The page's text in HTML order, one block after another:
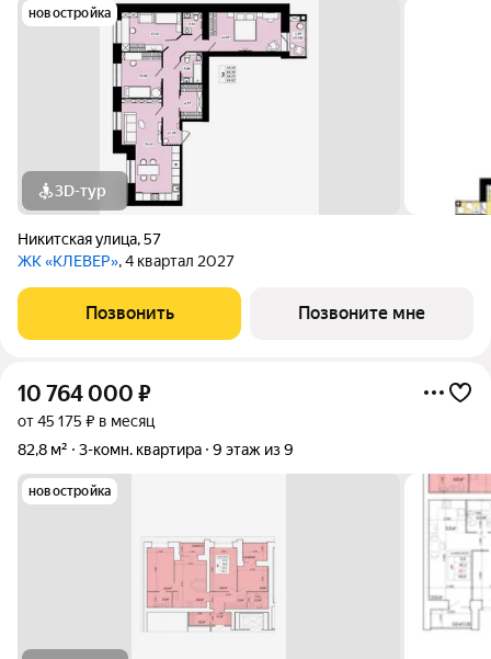
новостройка
3D-тур
Никитская улица,57
ЖК «КЛЕВЕР», 4 квартал 2027
Позвонить Позвоните мне
10 764 000 ₽
от 45 175 ₽ в месяц
82,8 м²
3-комн. квартира 9 этаж из 9
новостройка